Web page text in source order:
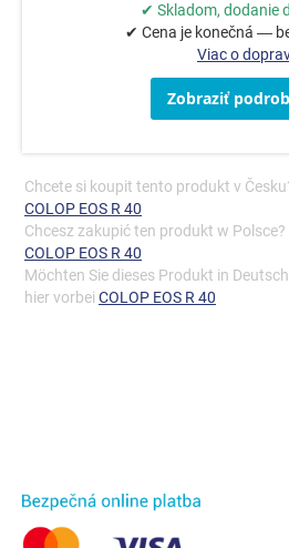
✔ Skladom, dodanie
✔ Cena je konečná —
Viac o
Zobraziť
Chcete si koupit tento produkt v
COLOP EOS R 40
Chcesz zakupić ten produkt w
COLOP EOS R 40
Möchten Sie dieses Produkt in
hier vorbei COLOP EOS R 40